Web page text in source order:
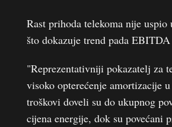
Rast prihoda telekoma nije
što dokazuje trend pada
"Reprezentativniji pokazatelj za
visoko opterećenje
troškovi doveli su do ukupnog
cijena energije, dok su povećani